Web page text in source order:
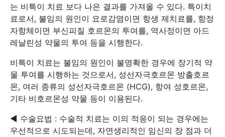
는 비특이 치료 보다 나은 결과를 가져올 수 있다. 특이치
료로서, 불임의 원인이 요로감염이면 항생 제치료를, 항정
자항체이면 부신피질 호르몬의 투여를, 역사정이면 아드
레날린성 약물의 투여 등을 시행한다.
비특이 치료는 불임의 원인이 불명확한 경우에 장기적 약
물 투여를 시행하는 것으로서, 성선자극호르몬 방출호르
몬, 여러 종류의 성선자극호르몬 (HCG), 항여 성호르몬,
기타 비호르몬성 약물 등이 이용된다.
◀ 수술요법 : 수술적 치료는 이의 적응이 되는 경우에는
우선적으로 시도되는데, 자연생리적인 임신의 장 점과 더